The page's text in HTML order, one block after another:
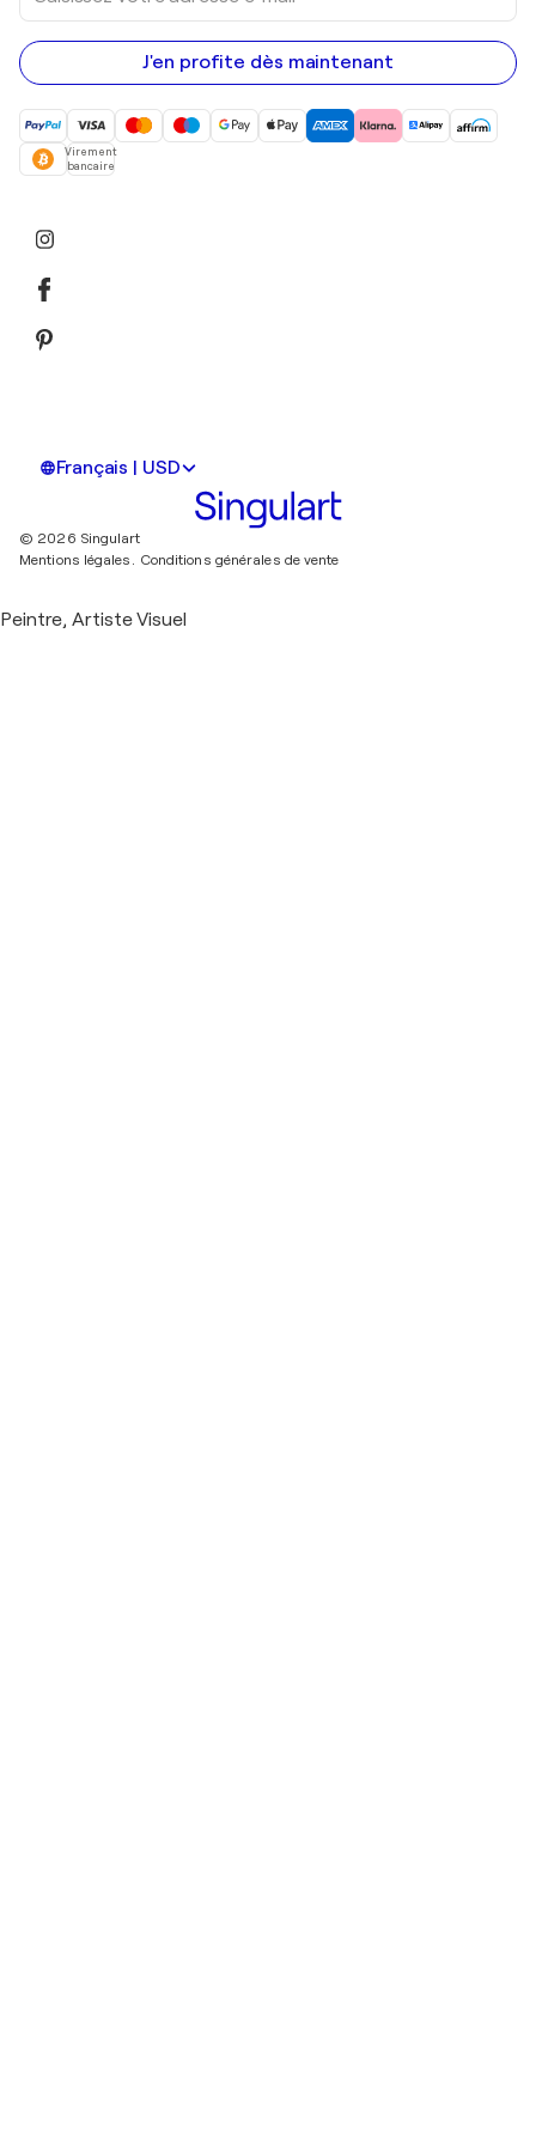
adresse
e-
mail
J'en profite dès maintenant
Virement
bancaire
Français | USD
© 2026 Singulart
Mentions légales.
Conditions générales de vente
Peintre, Artiste Visuel